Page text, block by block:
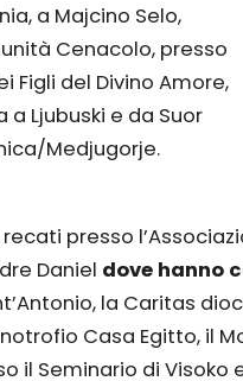
a Majcino Selo,
Cenacolo, presso
Figli del Divino Amore,
a Ljubuski e da Suor
Medjugorje.
recati presso
Daniel dove hanno
la Caritas
Casa Egitto, il
il Seminario di Visoko